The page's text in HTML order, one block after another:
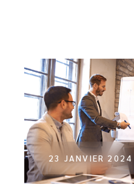
23 JANVIER 2024